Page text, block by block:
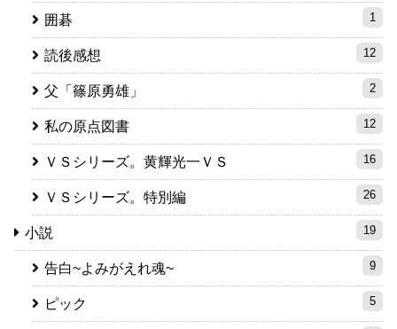
囲碁 1
読後感想 12
父「篠原勇雄」 2
私の原点図書 12
ＶＳシリーズ。黄輝光一ＶＳ 16
ＶＳシリーズ。特別編 26
小説 19
告白~よみがえれ魂~ 9
ピック 5